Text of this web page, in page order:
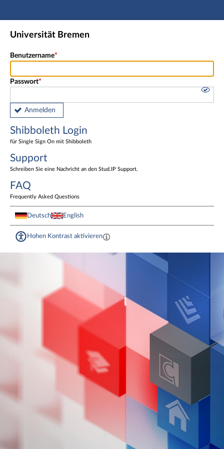
Hauptnavigation
Shibboleth Login
Universität Bremen
Benutzername
Passwort
Anmelden
Shibboleth Login
für Single Sign On mit Shibboleth
Support
Schreiben Sie eine Nachricht an den Stud.IP Support.
FAQ
Frequently Asked Questions
Deutsch English
Hohen Kontrast aktivieren